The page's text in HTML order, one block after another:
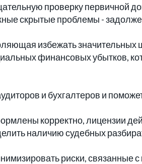
проверку первичной
скрытые проблемы -
избежать значительных
финансовых убытков,
и бухгалтеров и
корректно, лицензии
наличию судебных
риски, связанные